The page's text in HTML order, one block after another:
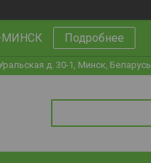
МИНСК Подробнее
д. 30-1, Минск, Беларусь